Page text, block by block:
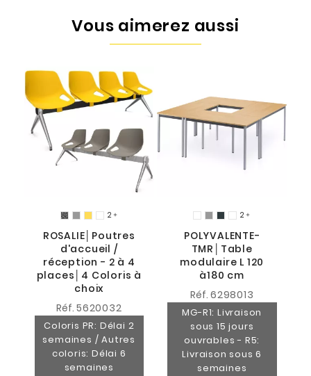
Vous aimerez aussi
2 
ROSALIE│Poutres
d'accueil /
réception - 2 à 4
places│4 Coloris à
choix
Réf. 5620032
Coloris PR: Délai 2
semaines / Autres
coloris: Délai 6
semaines
2 
POLYVALENTE-
TMR│Table
modulaire L 120
à180 cm
Réf. 6298013
MG-R1: Livraison
sous 15 jours
ouvrables - R5:
Livraison sous 6
semaines